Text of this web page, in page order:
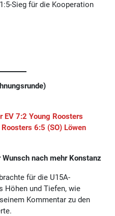
Sieg für die Kooperation
7:2 Young Roosters
6:5 (SO) Löwen
nach mehr Konstanz
für die U15A-
Höhen und Tiefen, wie
Kommentar zu den